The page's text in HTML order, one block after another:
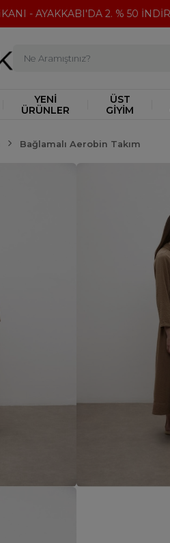
- AYAKKABI'DA 2. % 50 İNDİRİM
YENİ
ÜRÜNLER
ÜST
GİYİM
Bağlamalı Aerobin Takım